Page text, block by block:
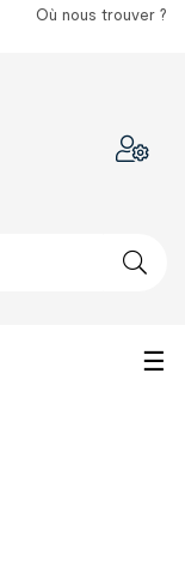
Où nous trouver ?
☰